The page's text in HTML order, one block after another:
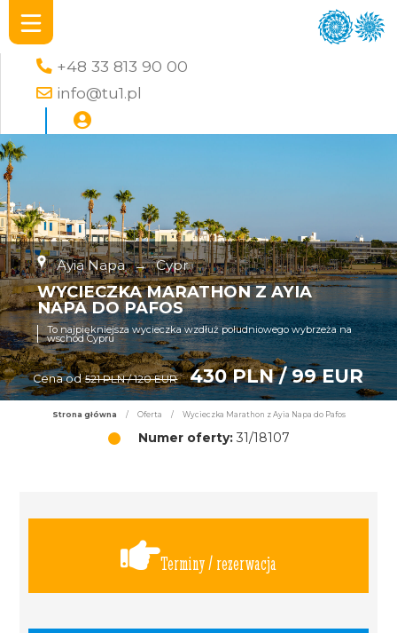
+48 33 813 90 00
info@tu1.pl
Ayia Napa → Cypr
WYCIECZKA MARATHON Z AYIA
NAPA DO PAFOS
To najpiękniejsza wycieczka wzdłuż południowego wybrzeża na
wschód Cypru
Cena od 521 PLN / 120 EUR 430 PLN / 99 EUR
Strona główna / Oferta / Wycieczka Marathon z Ayia Napa do Pafos
Numer oferty:31/18107
Terminy / rezerwacja